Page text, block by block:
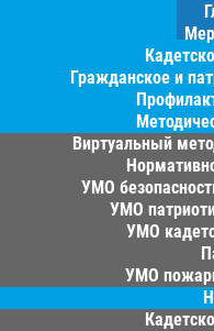
Гражданское и
Виртуальный
УМО
УМО
УМО
УМО